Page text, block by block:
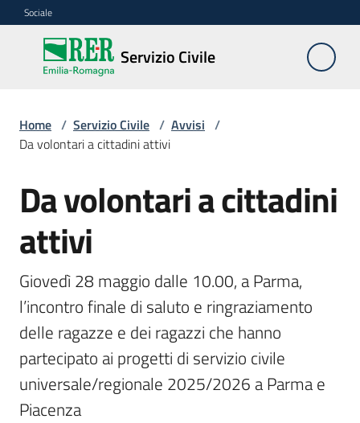
Vai al contenuto
Vai alla navigazione
Vai al footer
Sociale
Servizio Civile
Servizio
Civile
Cos'è
Come
partecipare
Bandi
e
regionali
Elenco
regionale
Enti
SCR
Home / Servizio Civile / Avvisi /
Da volontari a cittadini attivi
Salta al contenuto
Da volontari a cittadini
attivi
Giovedì 28 maggio dalle 10.00, a Parma,
l’incontro finale di saluto e ringraziamento
delle ragazze e dei ragazzi che hanno
partecipato ai progetti di servizio civile
universale/regionale 2025/2026 a Parma e
Piacenza